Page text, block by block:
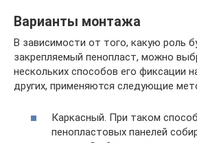
Варианты монтажа
В зависимости от того, какую роль
закрепляемый пенопласт, можно
нескольких способов его фиксации
других, применяются следующие
Каркасный. При таком
пенопластовых панелей